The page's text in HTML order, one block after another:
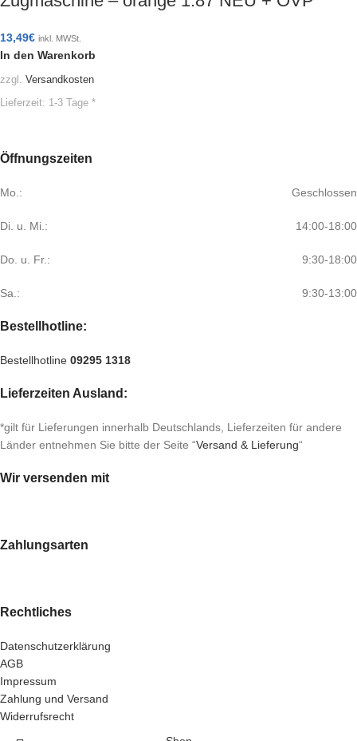
13,49€ inkl. MWSt.
In den Warenkorb
zzgl. Versandkosten
Lieferzeit: 1-3 Tage *
Öffnungszeiten
Mo.: Geschlossen
Di. u. Mi.: 14:00-18:00
Do. u. Fr.: 9:30-18:00
Sa.: 9:30-13:00
Bestellhotline:
Bestellhotline 09295 1318
Lieferzeiten Ausland:
*gilt für Lieferungen innerhalb Deutschlands, Lieferzeiten für andere
Länder entnehmen Sie bitte der Seite “Versand & Lieferung“
Wir versenden mit
Zahlungsarten
Rechtliches
Datenschutzerklärung
AGB
Impressum
Zahlung und Versand
Widerrufsrecht